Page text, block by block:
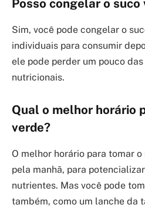
Posso congelar o suco
Sim, você pode congelar o
individuais para consumir
ele pode perder um pouco
nutricionais.
Qual o melhor horário
verde?
O melhor horário para tomar
pela manhã, para
nutrientes. Mas você pode
também, como um lanche da